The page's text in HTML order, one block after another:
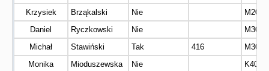
Krzysiek
Brząkalski Nie
M20
Daniel
Ryczkowski Nie
M30
Michał
Stawiński Tak 416
M30
Monika
Mioduszewska Nie
K40